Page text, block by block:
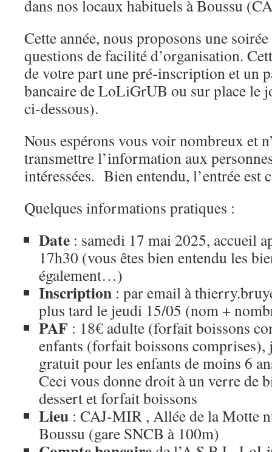
dans nos locaux habituels à Boussu
Cette année, nous proposons une
questions de facilité d’organisation.
de votre part une pré-inscription et un
bancaire de LoLiGrUB ou sur place le
ci-dessous).
Nous espérons vous voir nombreux et
transmettre l’information aux
intéressées. Bien entendu, l’entrée est
Quelques informations pratiques :
Date : samedi 17 mai 2025, accueil
17h30 (vous êtes bien entendu les
également…)
Inscription : par email à
plus tard le jeudi 15/05 (nom +
PAF : 18€ adulte (forfait boissons
enfants (forfait boissons comprises),
gratuit pour les enfants de moins 6
Ceci vous donne droit à un verre de
dessert et forfait boissons
Lieu : CAJ-MIR , Allée de la Motte
Boussu (gare SNCB à 100m)